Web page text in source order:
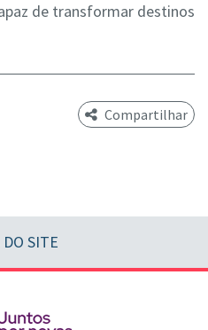
de transformar destinos
Compartilhar
DO SITE